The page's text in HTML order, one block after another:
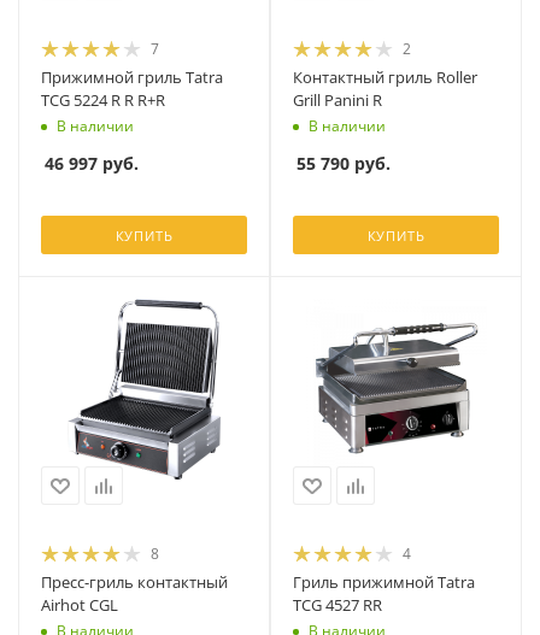
7
Прижимной гриль Tatra
TCG 5224 R R R+R
В наличии
46 997 руб.
КУПИТЬ
2
Контактный гриль Roller
Grill Panini R
В наличии
55 790 руб.
КУПИТЬ
8
Пресс-гриль контактный
Airhot CGL
4
Гриль прижимной Tatra
TCG 4527 RR